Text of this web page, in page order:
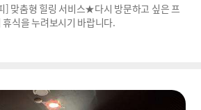
] 맞춤형 힐링 서비스★다시 방문하고 싶은 프
식을 누려보시기 바랍니다.